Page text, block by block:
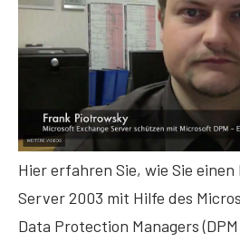
Hier erfahren Sie, wie Sie
Server 2003 mit Hilfe des
Data Protection Managers